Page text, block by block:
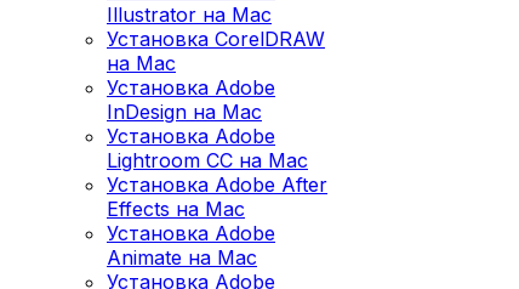
Illustrator на Mac
Установка CorelDRAW
на Mac
Установка Adobe
InDesign на Mac
Установка Adobe
Lightroom CC на Mac
Установка Adobe After
Effects на Mac
Установка Adobe
Animate на Mac
Установка Adobe